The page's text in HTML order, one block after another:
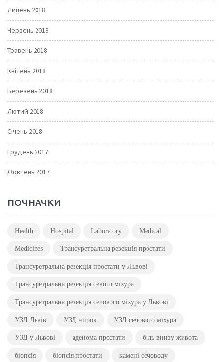
Липень 2018
Червень 2018
Травень 2018
Квітень 2018
Березень 2018
Лютий 2018
Січень 2018
Грудень 2017
Жовтень 2017
ПОЧНАЧКИ
Health Hospital Laboratory Medical
Medicines Трансуретральна резекція простати
Трансуретральна резекція простати у Львові
Трансуретральна резекція севого міхура
Трансуретральна резекція сечового міхура у Львові
УЗД Львів УЗД нирок УЗД сечового міхура
УЗД у Львові аденома простати біль внизу живота
біопсія біопсія простати камені сечоводу